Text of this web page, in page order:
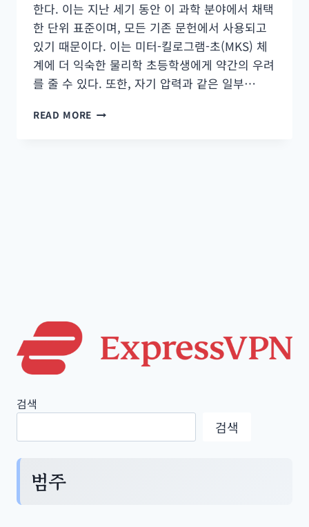
한다. 이는 지난 세기 동안 이 과학 분야에서 채택
한 단위 표준이며, 모든 기존 문헌에서 사용되고
있기 때문이다. 이는 미터-킬로그램-초(MKS) 체
계에 더 익숙한 물리학 초등학생에게 약간의 우려
를 줄 수 있다. 또한, 자기 압력과 같은 일부…
READ MORE
검색
검색
범주